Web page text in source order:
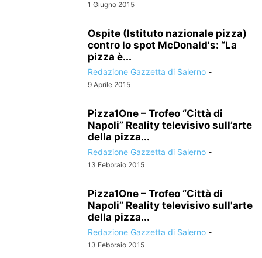
1 Giugno 2015
Ospite (Istituto nazionale pizza)
contro lo spot McDonald's: “La
pizza è...
Redazione Gazzetta di Salerno -
9 Aprile 2015
Pizza1One – Trofeo “Città di
Napoli” Reality televisivo sull’arte
della pizza...
Redazione Gazzetta di Salerno -
13 Febbraio 2015
Pizza1One – Trofeo “Città di
Napoli” Reality televisivo sull'arte
della pizza...
Redazione Gazzetta di Salerno -
13 Febbraio 2015